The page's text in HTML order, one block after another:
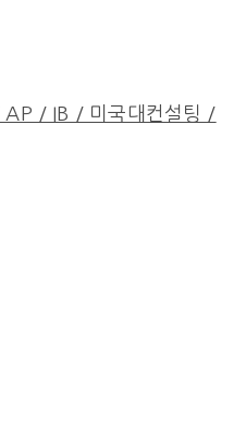
AP / IB / 미국대컨설팅 /